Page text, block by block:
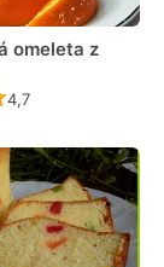
omeleta z
Recept ještě nebyl
4,7